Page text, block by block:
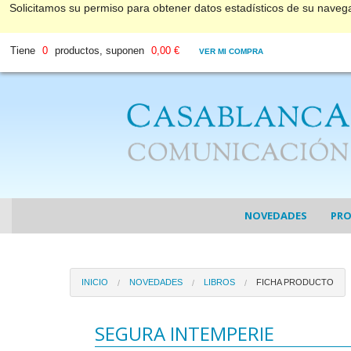
Solicitamos su permiso para obtener datos estadísticos de su
Tiene 0 productos, suponen 0,00 € VER MI COMPRA
NOVEDADES
INICIO NOVEDADES LIBROS FICHA PRODUCTO
SEGURA INTEMPERIE